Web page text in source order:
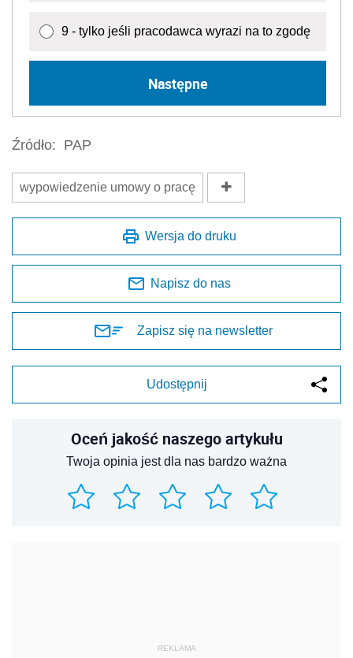
9 - tylko jeśli pracodawca wyrazi na to zgodę
Następne
Źródło: PAP
wypowiedzenie umowy o pracę
Wersja do druku
Napisz do nas
Zapisz się na newsletter
Udostępnij
Oceń jakość naszego artykułu
Twoja opinia jest dla nas bardzo ważna
REKLAMA